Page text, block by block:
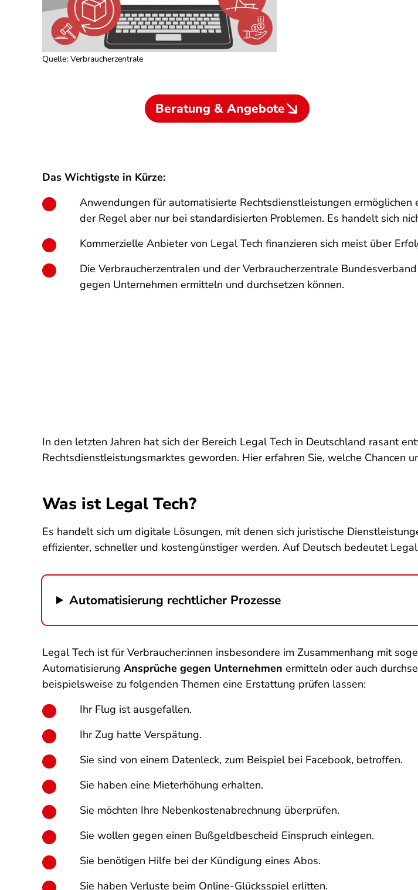
Quelle: Verbraucherzentrale
Beratung & Angebote
Das Wichtigste in Kürze:
Anwendungen für automatisierte Rechtsdienstleistungen
der Regel aber nur bei standardisierten Problemen. Es handelt sich
Kommerzielle Anbieter von Legal Tech finanzieren sich meist über
Die Verbraucherzentralen und der Verbraucherzentrale
gegen Unternehmen ermitteln und durchsetzen können.
In den letzten Jahren hat sich der Bereich Legal Tech in Deutschland rasant
Rechtsdienstleistungsmarktes geworden. Hier erfahren Sie, welche Chancen
Was ist Legal Tech?
Es handelt sich um digitale Lösungen, mit denen sich juristische
effizienter, schneller und kostengünstiger werden. Auf Deutsch bedeutet
Automatisierung rechtlicher Prozesse
Legal Tech ist für Verbraucher:innen insbesondere im Zusammenhang mit
Automatisierung Ansprüche gegen Unternehmen ermitteln oder auch
beispielsweise zu folgenden Themen eine Erstattung prüfen lassen:
Ihr Flug ist ausgefallen.
Ihr Zug hatte Verspätung.
Sie sind von einem Datenleck, zum Beispiel bei Facebook, betroffen.
Sie haben eine Mieterhöhung erhalten.
Sie möchten Ihre Nebenkostenabrechnung überprüfen.
Sie wollen gegen einen Bußgeldbescheid Einspruch einlegen.
Sie benötigen Hilfe bei der Kündigung eines Abos.
Sie haben Verluste beim Online-Glücksspiel erlitten.